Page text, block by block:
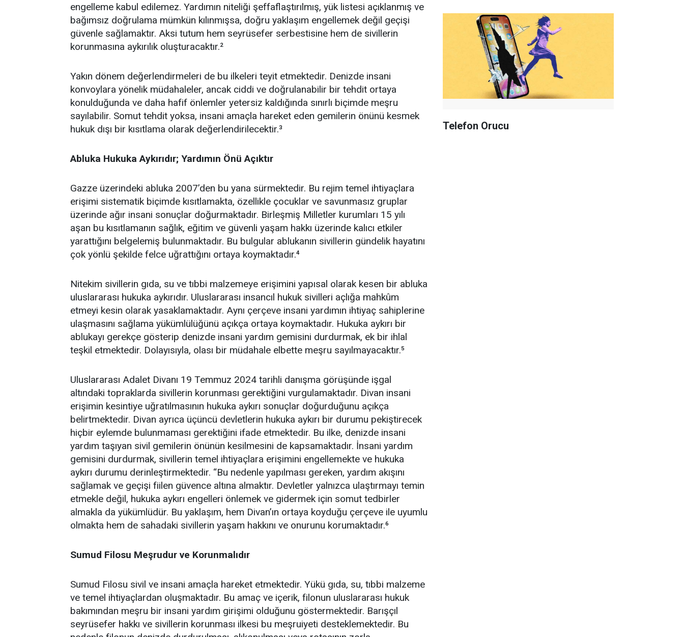
engelleme kabul edilemez. Yardımın niteliği şeffaflaştırılmış, yük listesi açıklanmış ve
bağımsız doğrulama mümkün kılınmışsa, doğru yaklaşım engellemek değil geçişi
güvenle sağlamaktır. Aksi tutum hem seyrüsefer serbestisine hem de sivillerin
korunmasına aykırılık oluşturacaktır.²
Yakın dönem değerlendirmeleri de bu ilkeleri teyit etmektedir. Denizde insani
konvoylara yönelik müdahaleler, ancak ciddi ve doğrulanabilir bir tehdit ortaya
konulduğunda ve daha hafif önlemler yetersiz kaldığında sınırlı biçimde meşru
sayılabilir. Somut tehdit yoksa, insani amaçla hareket eden gemilerin önünü kesmek
hukuk dışı bir kısıtlama olarak değerlendirilecektir.³
Abluka Hukuka Aykırıdır; Yardımın Önü Açıktır
Gazze üzerindeki abluka 2007’den bu yana sürmektedir. Bu rejim temel ihtiyaçlara
erişimi sistematik biçimde kısıtlamakta, özellikle çocuklar ve savunmasız gruplar
üzerinde ağır insani sonuçlar doğurmaktadır. Birleşmiş Milletler kurumları 15 yılı
aşan bu kısıtlamanın sağlık, eğitim ve güvenli yaşam hakkı üzerinde kalıcı etkiler
yarattığını belgelemiş bulunmaktadır. Bu bulgular ablukanın sivillerin gündelik hayatını
çok yönlü şekilde felce uğrattığını ortaya koymaktadır.⁴
Nitekim sivillerin gıda, su ve tıbbi malzemeye erişimini yapısal olarak kesen bir abluka
uluslararası hukuka aykırıdır. Uluslararası insancıl hukuk sivilleri açlığa mahkûm
etmeyi kesin olarak yasaklamaktadır. Aynı çerçeve insani yardımın ihtiyaç sahiplerine
ulaşmasını sağlama yükümlülüğünü açıkça ortaya koymaktadır. Hukuka aykırı bir
ablukayı gerekçe gösterip denizde insani yardım gemisini durdurmak, ek bir ihlal
teşkil etmektedir. Dolayısıyla, olası bir müdahale elbette meşru sayılmayacaktır.⁵
Uluslararası Adalet Divanı 19 Temmuz 2024 tarihli danışma görüşünde işgal
altındaki topraklarda sivillerin korunması gerektiğini vurgulamaktadır. Divan insani
erişimin kesintiye uğratılmasının hukuka aykırı sonuçlar doğurduğunu açıkça
belirtmektedir. Divan ayrıca üçüncü devletlerin hukuka aykırı bir durumu pekiştirecek
hiçbir eylemde bulunmaması gerektiğini ifade etmektedir. Bu ilke, denizde insani
yardım taşıyan sivil gemilerin önünün kesilmesini de kapsamaktadır. İnsani yardım
gemisini durdurmak, sivillerin temel ihtiyaçlara erişimini engellemekte ve hukuka
aykırı durumu derinleştirmektedir. “Bu nedenle yapılması gereken, yardım akışını
sağlamak ve geçişi fiilen güvence altına almaktır. Devletler yalnızca ulaştırmayı temin
etmekle değil, hukuka aykırı engelleri önlemek ve gidermek için somut tedbirler
almakla da yükümlüdür. Bu yaklaşım, hem Divan’ın ortaya koyduğu çerçeve ile uyumlu
olmakta hem de sahadaki sivillerin yaşam hakkını ve onurunu korumaktadır.⁶
Sumud Filosu Meşrudur ve Korunmalıdır
Sumud Filosu sivil ve insani amaçla hareket etmektedir. Yükü gıda, su, tıbbi malzeme
ve temel ihtiyaçlardan oluşmaktadır. Bu amaç ve içerik, filonun uluslararası hukuk
bakımından meşru bir insani yardım girişimi olduğunu göstermektedir. Barışçıl
seyrüsefer hakkı ve sivillerin korunması ilkesi bu meşruiyeti desteklemektedir. Bu
Telefon Orucu